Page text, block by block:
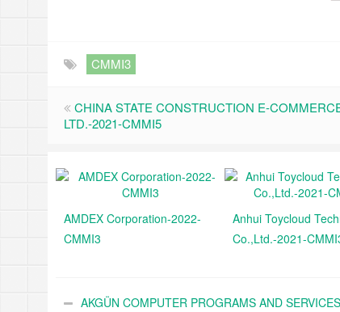
CMMI3
CHINA STATE CONSTRUCTION E-
LTD.-2021-CMMI5
AMDEX Corporation-2022-
CMMI3
Anhui Toycloud
Co.,Ltd.-2021-
AKGÜN COMPUTER PROGRAMS AND SERVICES